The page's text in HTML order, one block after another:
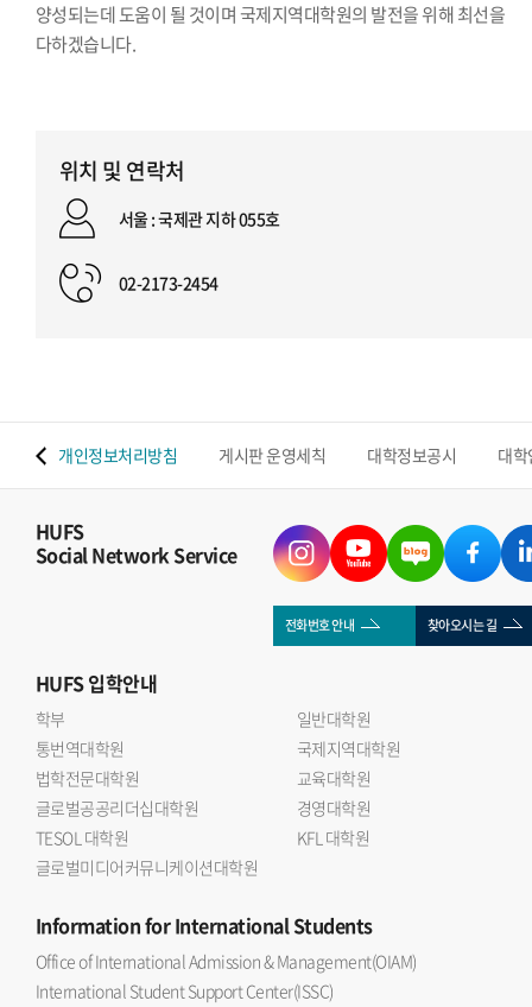
양성되는데 도움이 될 것이며 국제지역대학원의 발전을 위해 최선을
다하겠습니다.
위치 및 연락처
서울 : 국제관 지하 055호
02-2173-2454
개인정보처리방침 게시판 운영세칙 대학정보공시 대
HUFS
Social Network Service
전화번호 안내 찾아오시는 길
HUFS입학안내
학부
일반대학원
통번역대학원
국제지역대학원
법학전문대학원
교육대학원
글로벌공공리더십대학원
경영대학원
TESOL 대학원
KFL 대학원
글로벌미디어커뮤니케이션대학원
Informationfor International Students
Office of International Admission & Management(OIAM)
International Student Support Center(ISSC)